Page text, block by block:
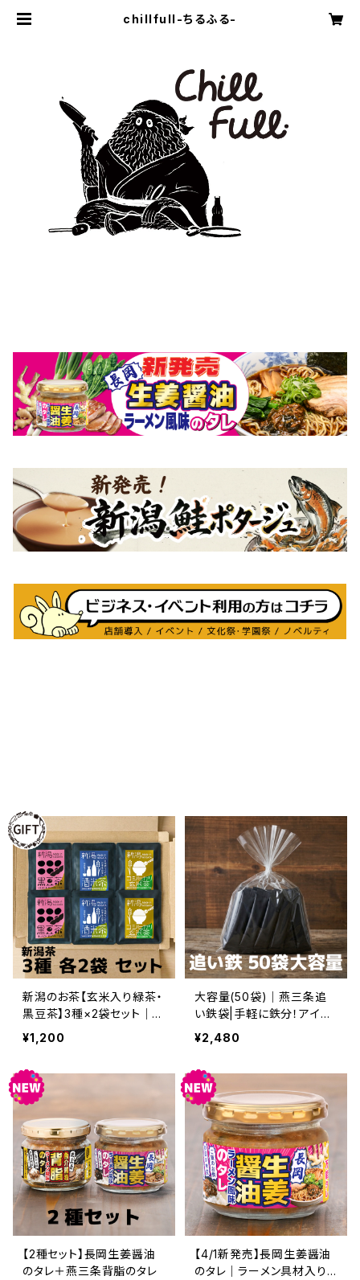
chillfull-ちるふる-
新潟のお茶【玄米入り緑茶・
黒豆茶】3種×2袋セット｜ギ
フトにオススメ
¥1,200
大容量(50袋)｜燕三条追
い鉄袋|手軽に鉄分！アイ
ス・コーヒー・ヨーグルトに
かけるだけの鉄分入甘味料
¥2,480
【2種セット】長岡生姜醤油
のタレ＋燕三条背脂のタレ
【4/1新発売】長岡生姜醤油
のタレ｜ラーメン具材入り！